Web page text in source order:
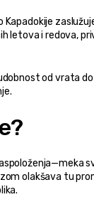
letova i redova,
od vrata
olakšava tu